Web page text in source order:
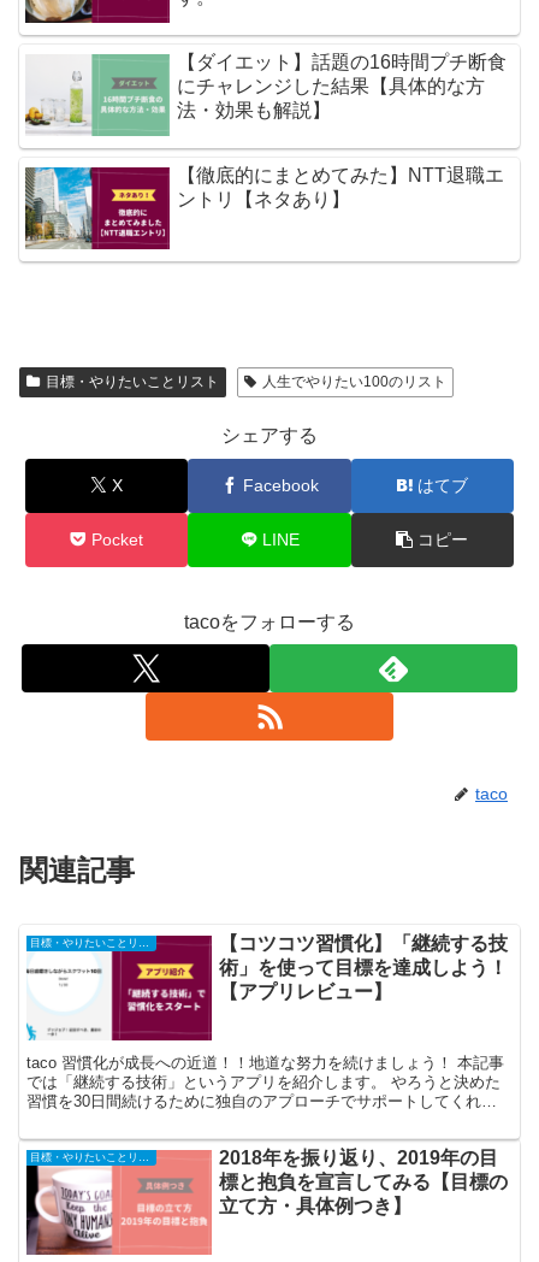
【ダイエット】話題の16時間プチ断食
にチャレンジした結果【具体的な方
法・効果も解説】
【徹底的にまとめてみた】NTT退職エ
ントリ【ネタあり】
目標・やりたいことリスト 人生でやりたい100のリスト
シェアする
X Facebook はてブ
Pocket LINE コピー
tacoをフォローする
taco
関連記事
目標・やりたいことリスト
【コツコツ習慣化】「継続する技
術」を使って目標を達成しよう！
【アプリレビュー】
taco 習慣化が成長への近道！！地道な努力を続けましょう！ 本記事
では「継続する技術」というアプリを紹介します。 やろうと決めた
習慣を30日間続けるために独自のアプローチでサポートしてくれる
目標・やりたいことリスト
2018年を振り返り、2019年の目
標と抱負を宣言してみる【目標の
立て方・具体例つき】